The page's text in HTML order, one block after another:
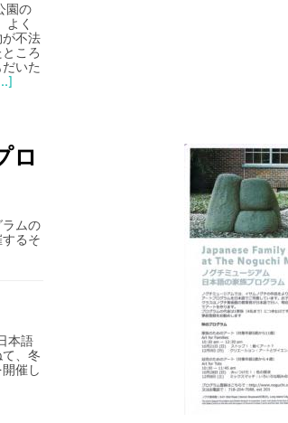
園の
く
不法
ころ
いた
ロ
ムの
るそ
本語
、冬
催し